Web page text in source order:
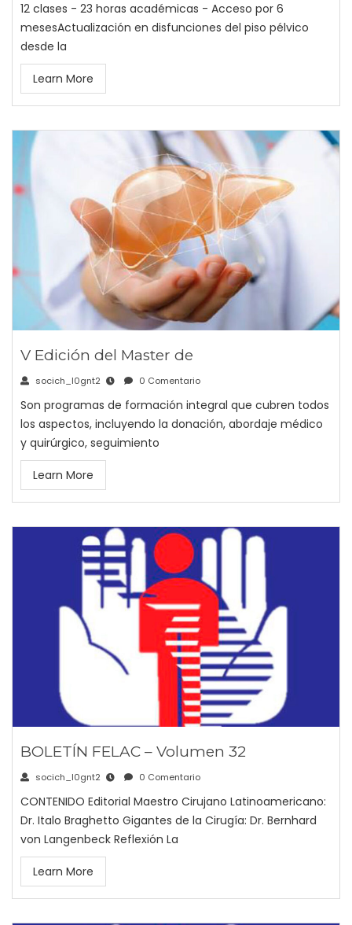
12 clases - 23 horas académicas - Acceso por 6
mesesActualización en disfunciones del piso pélvico
desde la
Learn More
V Edición del Master de
socich_l0gnt2 0 Comentario
Son programas de formación integral que cubren todos
los aspectos, incluyendo la donación, abordaje médico
y quirúrgico, seguimiento
Learn More
BOLETÍN FELAC – Volumen 32
socich_l0gnt2 0 Comentario
CONTENIDO Editorial Maestro Cirujano Latinoamericano:
Dr. Italo Braghetto Gigantes de la Cirugía: Dr. Bernhard
von Langenbeck Reflexión La
Learn More